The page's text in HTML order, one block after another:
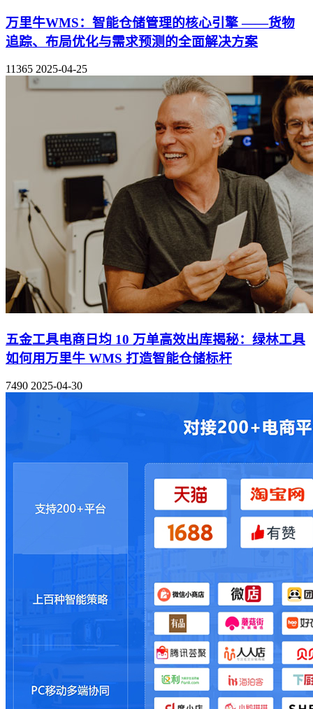
万里牛WMS：智能仓储管理的核心引擎 ——货物
追踪、布局优化与需求预测的全面解决方案
11365 2025-04-25
五金工具电商日均 10 万单高效出库揭秘：绿林工具
如何用万里牛 WMS 打造智能仓储标杆
7490 2025-04-30